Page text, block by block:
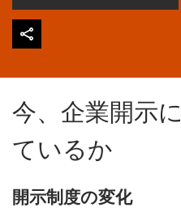
今、企業開示
ているか
開示制度の変化